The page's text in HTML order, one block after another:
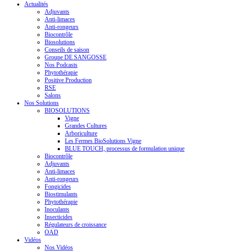
Actualités
Adjuvants
Anti-limaces
Anti-rongeurs
Biocontrôle
Biosolutions
Conseils de saison
Groupe DE SANGOSSE
Nos Podcasts
Phytothérapie
Positive Production
RSE
Salons
Nos Solutions
BIOSOLUTIONS
Vigne
Grandes Cultures
Arboriculture
Les Fermes BioSolutions Vigne
BLUE TOUCH, processus de formulation unique
Biocontrôle
Adjuvants
Anti-limaces
Anti-rongeurs
Fongicides
Biostimulants
Phytothérapie
Inoculants
Insecticides
Régulateurs de croissance
OAD
Vidéos
Nos Vidéos